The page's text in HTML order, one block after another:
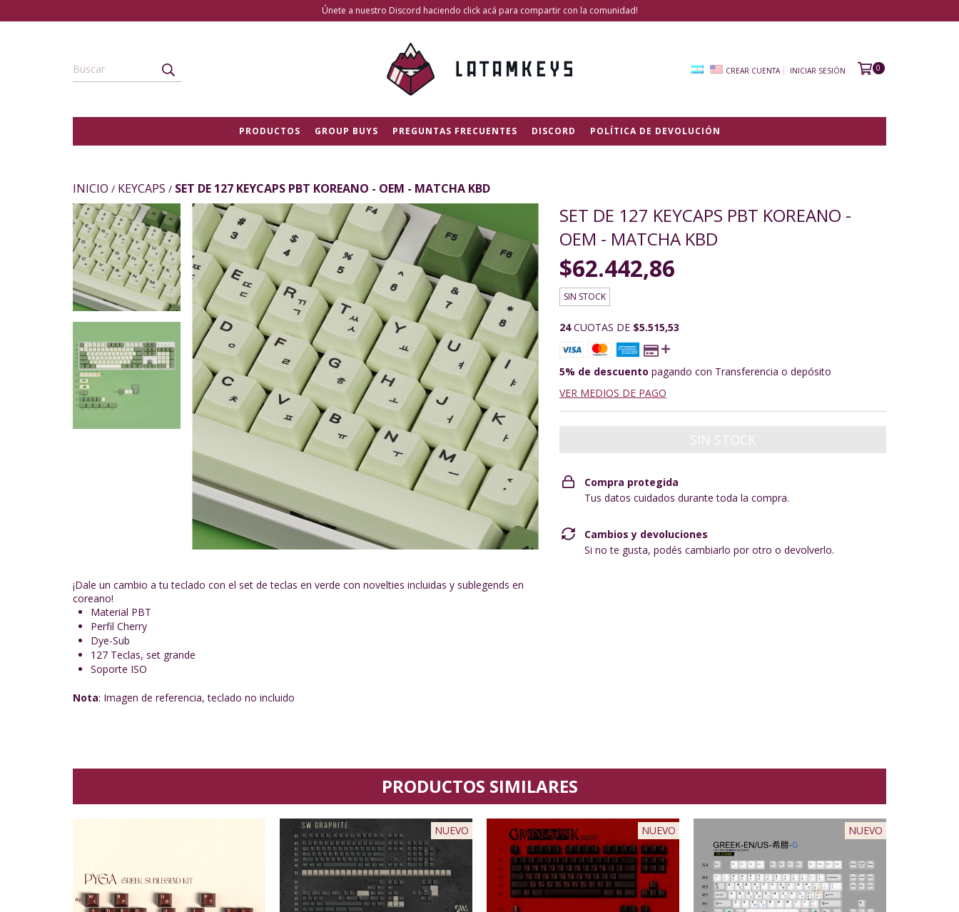
Únete a nuestro Discord haciendo click acá para compartir con la comunidad!
CREAR CUENTA INICIAR SESIÓN 0
PRODUCTOS GROUP BUYS PREGUNTAS FRECUENTES DISCORD POLÍTICA DE DEVOLUCIÓN
INICIO / KEYCAPS / SET DE 127 KEYCAPS PBT KOREANO - OEM - MATCHA KBD
¡Dale un cambio a tu teclado con el set de teclas en verde con novelties incluidas y sublegends en
coreano!
Material PBT
Perfil Cherry
Dye-Sub
127 Teclas, set grande
Soporte ISO
Nota: Imagen de referencia, teclado no incluido
SET DE 127 KEYCAPS PBT KOREANO -
OEM - MATCHA KBD
$62.442,86
SIN STOCK
24 CUOTAS DE $5.515,53
5% de descuento pagando con Transferencia o depósito
VER MEDIOS DE PAGO
Compra protegida
Tus datos cuidados durante toda la compra.
Cambios y devoluciones
Si no te gusta, podés cambiarlo por otro o devolverlo.
PRODUCTOS SIMILARES
NUEVO NUEVO NUEVO